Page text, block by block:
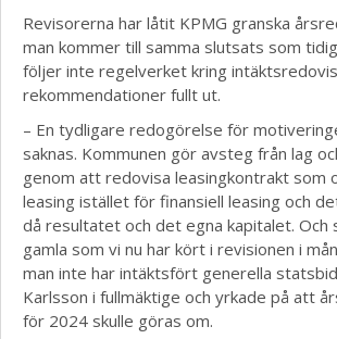
Revisorerna har låtit KPMG granska
man kommer till samma slutsats som
följer inte regelverket kring
rekommendationer fullt ut.
– En tydligare redogörelse för
saknas. Kommunen gör avsteg från lag
genom att redovisa leasingkontrakt som
leasing istället för finansiell leasing och
då resultatet och det egna kapitalet. Och
gamla som vi nu har kört i revisionen i
man inte har intäktsfört generella
Karlsson i fullmäktige och yrkade på att
för 2024 skulle göras om.